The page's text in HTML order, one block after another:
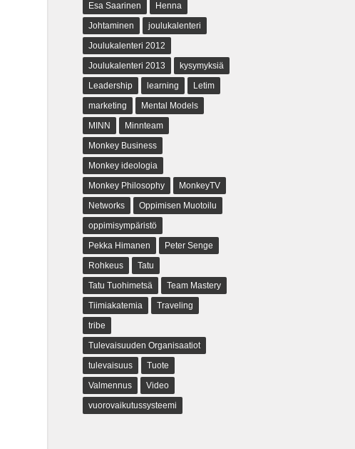
Esa Saarinen
Henna
Johtaminen
joulukalenteri
Joulukalenteri 2012
Joulukalenteri 2013
kysymyksiä
Leadership
learning
Letim
marketing
Mental Models
MINN
Minnteam
Monkey Business
Monkey ideologia
Monkey Philosophy
MonkeyTV
Networks
Oppimisen Muotoilu
oppimisympäristö
Pekka Himanen
Peter Senge
Rohkeus
Tatu
Tatu Tuohimetsä
Team Mastery
Tiimiakatemia
Traveling
tribe
Tulevaisuuden Organisaatiot
tulevaisuus
Tuote
Valmennus
Video
vuorovaikutussysteemi